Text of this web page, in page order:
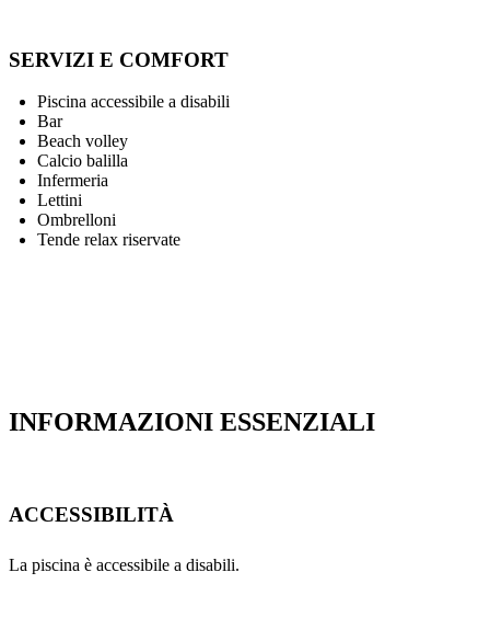
SERVIZI E COMFORT
Piscina accessibile a disabili
Bar
Beach volley
Calcio balilla
Infermeria
Lettini
Ombrelloni
Tende relax riservate
INFORMAZIONI ESSENZIALI
ACCESSIBILITÀ
La piscina è accessibile a disabili.